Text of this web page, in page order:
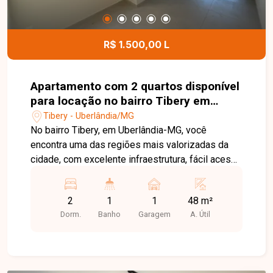
brinquedoteca, academia equipada, salão de
festas e um prático mini mercado. Localizado no
coração de Uberlândia, o empreendimento
proporciona a comodidade de estar próximo a
vibrante e de fácil acesso.
R$ 1.500,00 L
Apartamento com 2 quartos disponível
para locação no bairro Tibery em
Uberlândia-MG
Tibery - Uberlândia/MG
No bairro Tibery, em Uberlândia-MG, você
encontra uma das regiões mais valorizadas da
cidade, com excelente infraestrutura, fácil acesso
supermercados, escolas, universidades,
hospitais, restaurantes e diversos serviços,
proporcionando praticidade e qualidade de vida.
2
Dorm.
1
Banho
1
Garagem
48 m²
A. Útil